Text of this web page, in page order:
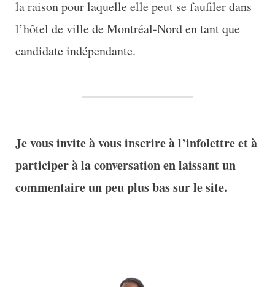
la raison pour laquelle elle peut se faufiler dans
l’hôtel de ville de Montréal-Nord en tant que
candidate indépendante.
Je vous invite à vous inscrire à l’infolettre et à
participer à la conversation en laissant un
commentaire un peu plus bas sur le site.